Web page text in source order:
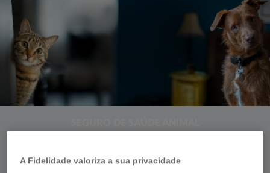
SIMULAR
A Fidelidade valoriza a sua privacidade